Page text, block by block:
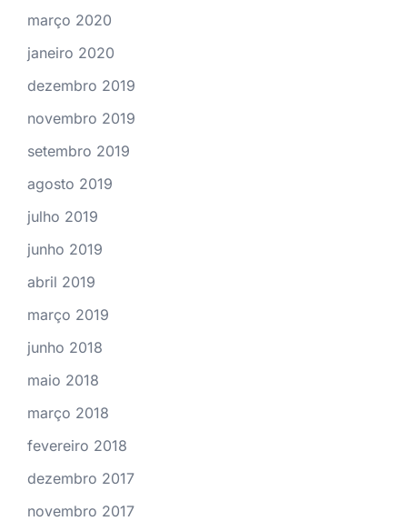
março 2020
janeiro 2020
dezembro 2019
novembro 2019
setembro 2019
agosto 2019
julho 2019
junho 2019
abril 2019
março 2019
junho 2018
maio 2018
março 2018
fevereiro 2018
dezembro 2017
novembro 2017